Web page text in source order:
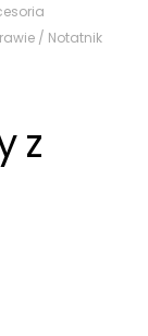
/ Notatnik
z